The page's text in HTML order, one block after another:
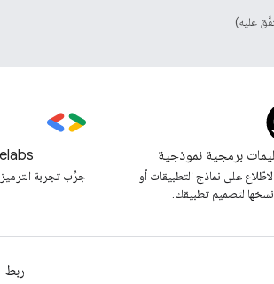
برمجية نموذجية
على نماذج التطبيقات أو
نسخها لتصميم تطبيقك.
جرِّب تجربة الترميز
ربط